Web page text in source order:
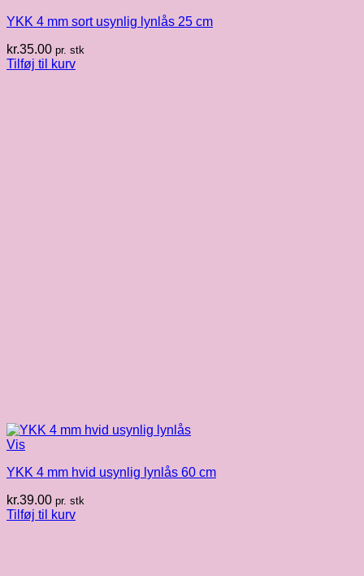
YKK 4 mm sort usynlig lynlås 25 cm
kr.35.00 pr. stk
Tilføj til kurv
Vis
YKK 4 mm hvid usynlig lynlås 60 cm
kr.39.00 pr. stk
Tilføj til kurv